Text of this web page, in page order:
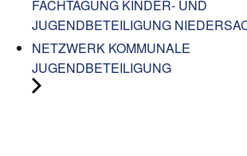
FACHTAGUNG KINDER- UND
JUGENDBETEILIGUNG
NETZWERK KOMMUNALE
JUGENDBETEILIGUNG